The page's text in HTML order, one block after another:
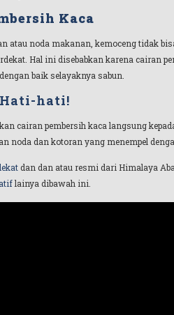
Kaca
atau noda makanan, kemoceng tidak
Hal ini disebabkan karena cairan
baik selayaknya sabun.
hati!
cairan pembersih kaca langsung
dan kotoran yang menempel
dan dan atau resmi dari Himalaya
lainya dibawah ini.